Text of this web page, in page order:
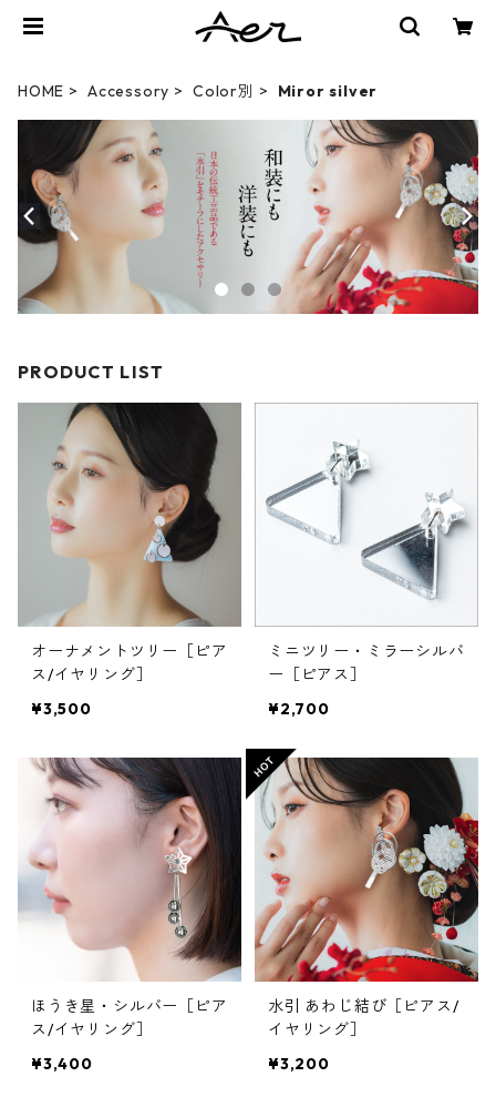
HOME Accessory Color別 Miror silver
PRODUCT LIST
オーナメントツリー［ピア
ス/イヤリング］
¥3,500
ミニツリー・ミラーシルバ
ー［ピアス］
¥2,700
ほうき星・シルバー［ピア
ス/イヤリング］
¥3,400
水引 あわじ結び［ピアス/
イヤリング］
¥3,200